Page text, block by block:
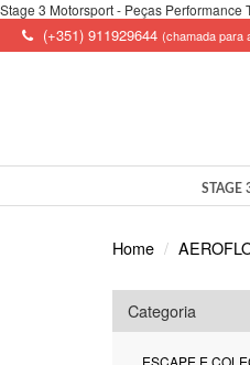
Stage 3 Motorsport - Peças Performance
(+351) 911929644 (chamada para
STAGE
Home
Categoria
ESCAPE E